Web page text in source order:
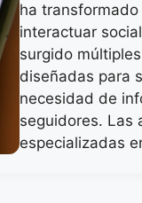
ha
interactuar
surgido
diseñadas para
necesidad de
seguidores. Las
especializadas